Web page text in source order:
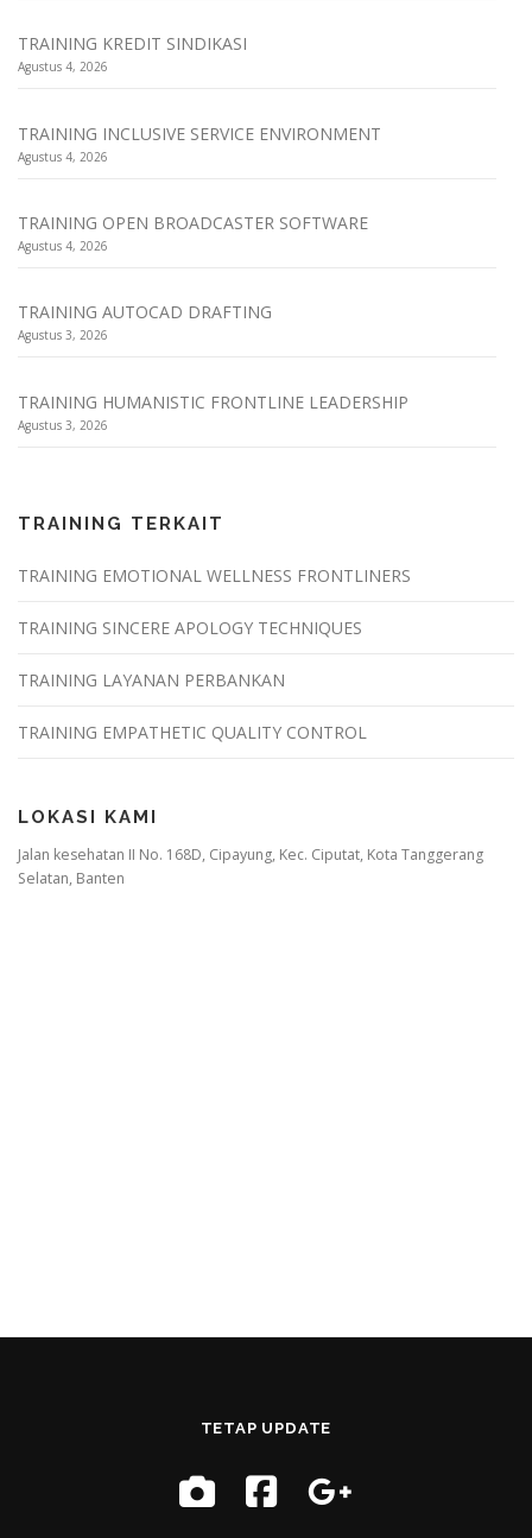
TRAINING KREDIT SINDIKASI
Agustus 4, 2026
TRAINING INCLUSIVE SERVICE ENVIRONMENT
Agustus 4, 2026
TRAINING OPEN BROADCASTER SOFTWARE
Agustus 4, 2026
TRAINING AUTOCAD DRAFTING
Agustus 3, 2026
TRAINING HUMANISTIC FRONTLINE LEADERSHIP
Agustus 3, 2026
TRAINING TERKAIT
TRAINING EMOTIONAL WELLNESS FRONTLINERS
TRAINING SINCERE APOLOGY TECHNIQUES
TRAINING LAYANAN PERBANKAN
TRAINING EMPATHETIC QUALITY CONTROL
LOKASI KAMI
Jalan kesehatan II No. 168D, Cipayung, Kec. Ciputat, Kota Tanggerang
Selatan, Banten
TETAP UPDATE